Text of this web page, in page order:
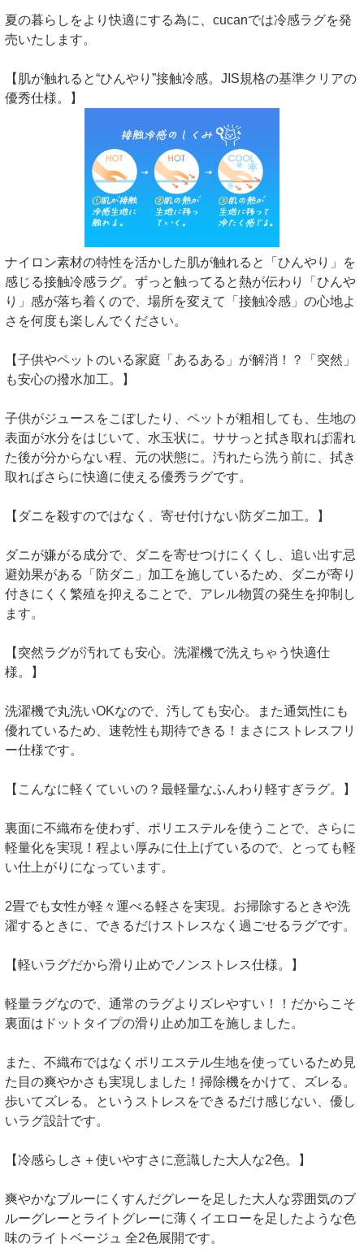
夏の暮らしをより快適にする為に、cucanでは冷感ラグを発
売いたします。
【肌が触れると“ひんやり”接触冷感。JIS規格の基準クリアの
優秀仕様。】
ナイロン素材の特性を活かした肌が触れると「ひんやり」を
感じる接触冷感ラグ。ずっと触ってると熱が伝わり「ひんや
り」感が落ち着くので、場所を変えて「接触冷感」の心地よ
さを何度も楽しんでください。
【子供やペットのいる家庭「あるある」が解消！？「突然」
も安心の撥水加工。】
子供がジュースをこぼしたり、ペットが粗相しても、生地の
表面が水分をはじいて、水玉状に。ササっと拭き取れば濡れ
た後が分からない程、元の状態に。汚れたら洗う前に、拭き
取ればさらに快適に使える優秀ラグです。
【ダニを殺すのではなく、寄せ付けない防ダニ加工。】
ダニが嫌がる成分で、ダニを寄せつけにくくし、追い出す忌
避効果がある「防ダニ」加工を施しているため、ダニが寄り
付きにくく繁殖を抑えることで、アレル物質の発生を抑制し
ます。
【突然ラグが汚れても安心。洗濯機で洗えちゃう快適仕
様。】
洗濯機で丸洗いOKなので、汚しても安心。また通気性にも
優れているため、速乾性も期待できる！まさにストレスフリ
ー仕様です。
【こんなに軽くていいの？最軽量なふんわり軽すぎラグ。】
裏面に不織布を使わず、ポリエステルを使うことで、さらに
軽量化を実現！程よい厚みに仕上げているので、とっても軽
い仕上がりになっています。
2畳でも女性が軽々運べる軽さを実現。お掃除するときや洗
濯するときに、できるだけストレスなく過ごせるラグです。
【軽いラグだから滑り止めでノンストレス仕様。】
軽量ラグなので、通常のラグよりズレやすい！！だからこそ
裏面はドットタイプの滑り止め加工を施しました。
また、不織布ではなくポリエステル生地を使っているため見
た目の爽やかさも実現しました！掃除機をかけて、ズレる。
歩いてズレる。というストレスをできるだけ感じない、優し
いラグ設計です。
【冷感らしさ＋使いやすさに意識した大人な2色。】
爽やかなブルーにくすんだグレーを足した大人な雰囲気のブ
ルーグレーとライトグレーに薄くイエローを足したような色
味のライトベージュ 全2色展開です。